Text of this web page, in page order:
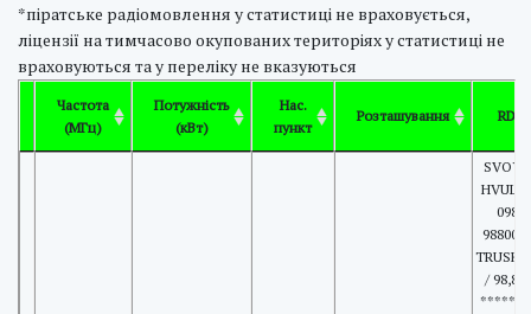
*піратське радіомовлення у статистиці не враховується,
ліцензії на тимчасово окупованих територіях у статистиці не
враховуються та у переліку не вказуються
Частота
(МГц)
Потужність
(кВт)
Нас.
пункт
Розташування RDS
098 /
/
*****